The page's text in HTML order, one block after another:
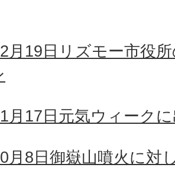
月19日リズモー市役
月17日元気ウィーク
月8日御嶽山噴火に対